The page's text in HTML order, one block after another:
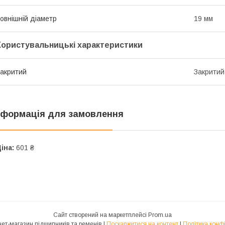
діаметр 19 мм
характеристики
Закритий
для замовлення
601 ₴
Сайт створений на маркетплейсі Prom.ua